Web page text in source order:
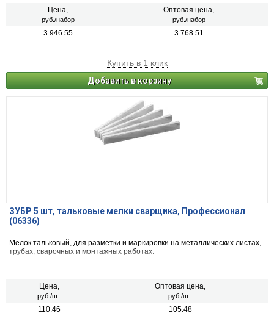
Цена,
руб./набор
Оптовая цена,
руб./набор
3 946.55 3 768.51
Купить в 1 клик
Добавить в корзину
ЗУБР 5 шт, тальковые мелки сварщика, Профессионал
(06336)
Мелок тальковый, для разметки и маркировки на металлических листах,
трубах, сварочных и монтажных работах.
Цена,
руб./шт.
Оптовая цена,
руб./шт.
110.46 105.48